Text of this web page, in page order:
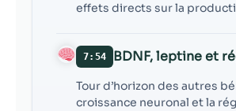
effets directs sur la
7:54 BDNF, leptine et
Tour d’horizon des autres
croissance neuronal et la